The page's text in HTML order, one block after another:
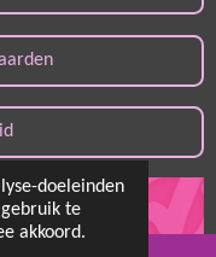
doeleinden
te
akkoord.